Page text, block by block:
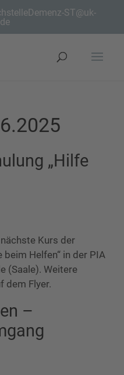
ST@uk-
„Hilfe
Kurs der
Helfen“ in der PIA
(Saale). Weitere
dem Flyer.
–